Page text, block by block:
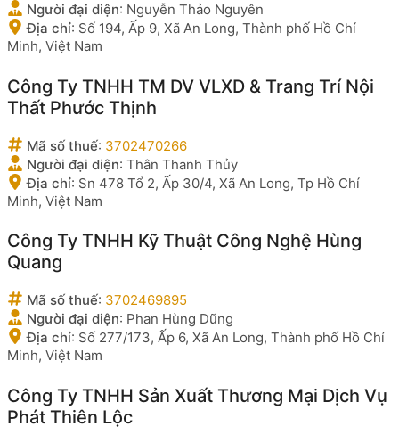
Người đại diện: Nguyễn Thảo Nguyên
Địa chỉ: Số 194, Ấp 9, Xã An Long, Thành phố Hồ Chí
Minh, Việt Nam
Công Ty TNHH TM DV VLXD & Trang Trí Nội
Thất Phước Thịnh
Mã số thuế: 3702470266
Người đại diện: Thân Thanh Thủy
Địa chỉ: Sn 478 Tổ 2, Ấp 30/4, Xã An Long, Tp Hồ Chí
Minh, Việt Nam
Công Ty TNHH Kỹ Thuật Công Nghệ Hùng
Quang
Mã số thuế: 3702469895
Người đại diện: Phan Hùng Dũng
Địa chỉ: Số 277/173, Ấp 6, Xã An Long, Thành phố Hồ Chí
Minh, Việt Nam
Công Ty TNHH Sản Xuất Thương Mại Dịch Vụ
Phát Thiên Lộc